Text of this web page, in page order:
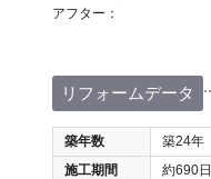
アフター：
リフォームデータ
築年数
築24年
施工期間
約690日